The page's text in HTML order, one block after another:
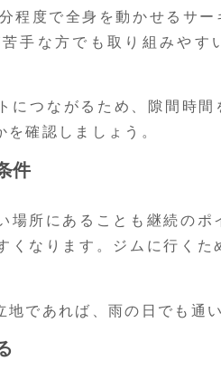
程度で全身を動かせるサー
手な方でも取り組みやす
につながるため、隙間時間
確認しましょう。
件
場所にあることも継続の
くなります。ジムに行く
であれば、雨の日でも通